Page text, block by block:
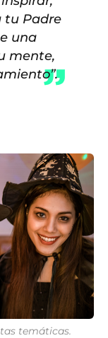
tu Padre
una
mente,
temáticas.